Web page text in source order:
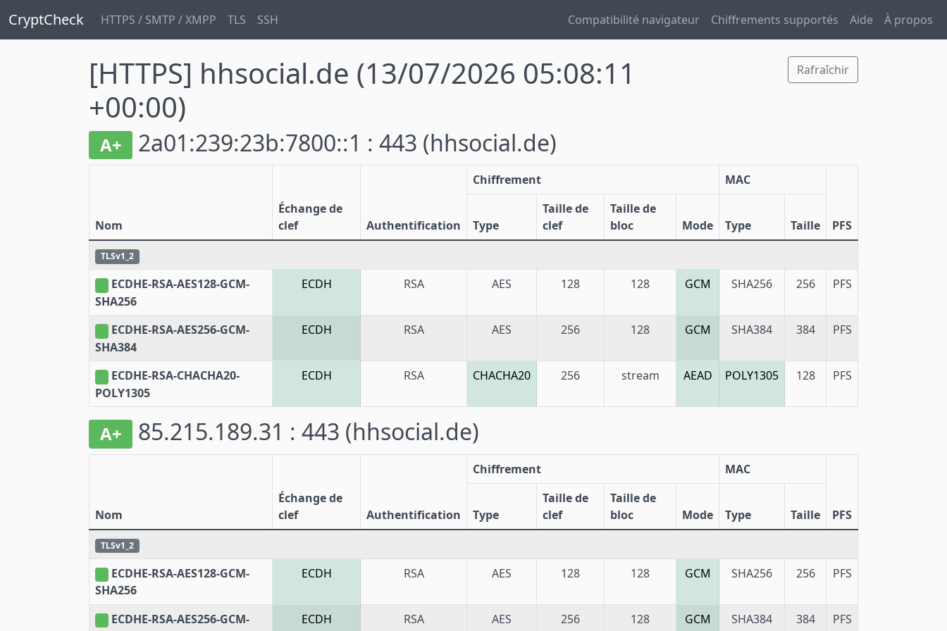
CryptCheck HTTPS / SMTP / XMPP TLS SSH Compatibilité navigateur Chiffrements supportés Aide À propos
[HTTPS] hhsocial.de (13/07/2026 05:08:11
+00:00)
Rafraîchir
A+ 2a01:239:23b:7800::1 : 443 (hhsocial.de)
Nom
Échange de
clef
Authentification
Chiffrement MAC
PFS
Type
Taille de
clef
Taille de
bloc
Mode Type Taille
TLSv1_2
ECDHE-RSA-AES128-GCM-
SHA256
ECDH RSA AES 128 128 GCM SHA256 256 PFS
ECDHE-RSA-AES256-GCM-
SHA384
ECDH RSA AES 256 128 GCM SHA384 384 PFS
ECDHE-RSA-CHACHA20-
POLY1305
ECDH RSA CHACHA20 256 stream AEAD POLY1305 128 PFS
A+ 85.215.189.31 : 443 (hhsocial.de)
Nom
Échange de
clef
Authentification
Chiffrement MAC
PFS
Type
Taille de
clef
Taille de
bloc
Mode Type Taille
TLSv1_2
ECDHE-RSA-AES128-GCM-
SHA256
ECDH RSA AES 128 128 GCM SHA256 256 PFS
ECDHE-RSA-AES256-GCM-
ECDH RSA AES 256 128 GCM SHA384 384 PFS